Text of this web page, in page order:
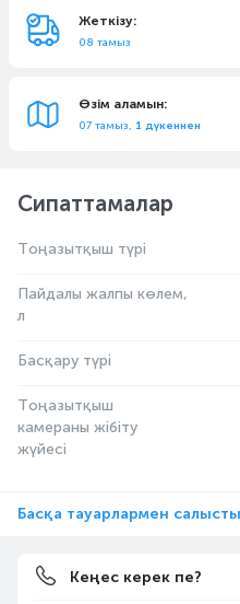
Жеткізу:
08 тамыз
Өзім аламын:
07 тамыз, 1 дүкеннен
Сипаттамалар
Тоңазытқыш түрі
Пайдалы жалпы көлем,
л
Басқару түрі
Тоңазытқыш
камераны жібіту
жүйесі
Басқа тауарлармен
Кеңес керек пе?